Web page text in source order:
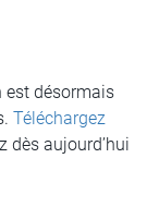
est désormais
Téléchargez
dès aujourd’hui